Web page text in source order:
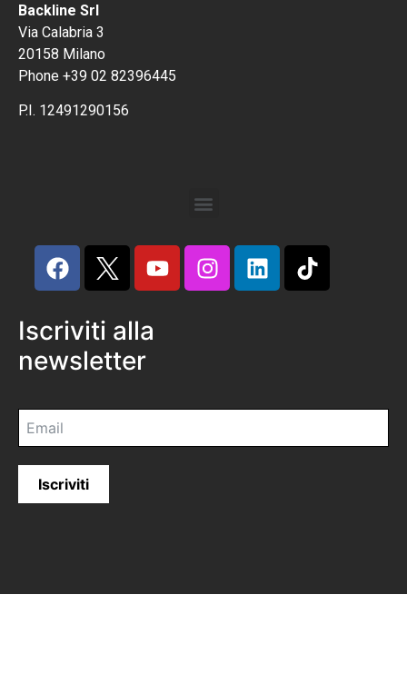
Backline Srl
Via Calabria 3
20158 Milano
Phone +39 02 82396445
P.I. 12491290156
Iscriviti alla
newsletter
Iscriviti